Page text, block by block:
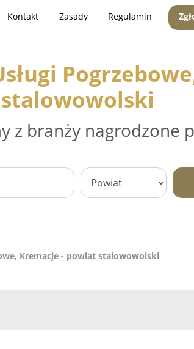
Kontakt Zasady Regulamin
stalowowolski
z branży nagrodzone
Kremacje - powiat stalowowolski